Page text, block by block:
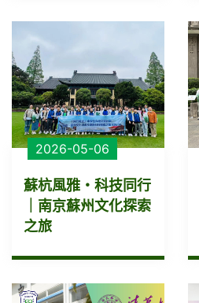
2026-05-06
蘇杭風雅・科技同行
｜南京蘇州文化探索
之旅